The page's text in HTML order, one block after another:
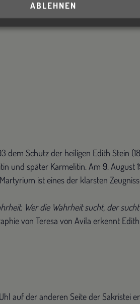
dem Schutz der heiligen Edith Stein
und später Karmelitin. Am 9. August
ist eines der klarsten
Wer die Wahrheit sucht, der
von Teresa von Avila erkennt
auf der anderen Seite der Sakristei
ABLEHNEN